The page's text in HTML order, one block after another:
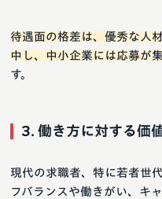
待遇面の格差は、優秀な人
中し、中小企業には応募が
す。
3. 働き方に対する価
現代の求職者、特に若者世
フバランスや働きがい、キ